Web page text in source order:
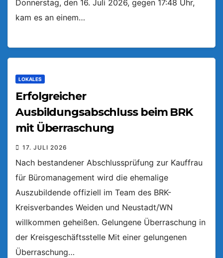
Donnerstag, den 16. Juli 2026, gegen 17:48 Uhr,
kam es an einem…
LOKALES
Erfolgreicher
Ausbildungsabschluss beim BRK
mit Überraschung
17. JULI 2026
Nach bestandener Abschlussprüfung zur Kauffrau
für Büromanagement wird die ehemalige
Auszubildende offiziell im Team des BRK-
Kreisverbandes Weiden und Neustadt/WN
willkommen geheißen. Gelungene Überraschung in
der Kreisgeschäftsstelle Mit einer gelungenen
Überraschung…